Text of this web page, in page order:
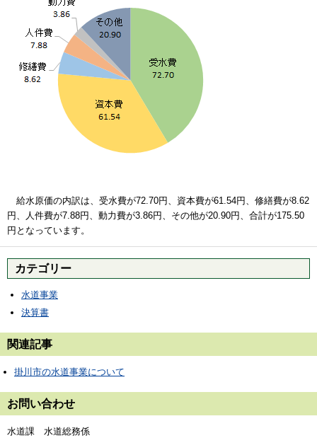
給水原価の内訳は、受水費が72.70円、資本費が61.54円、修繕費が8.62
円、人件費が7.88円、動力費が3.86円、その他が20.90円、合計が175.50
円となっています。
カテゴリー
水道事業
決算書
関連記事
掛川市の水道事業について
お問い合わせ
水道課 水道総務係